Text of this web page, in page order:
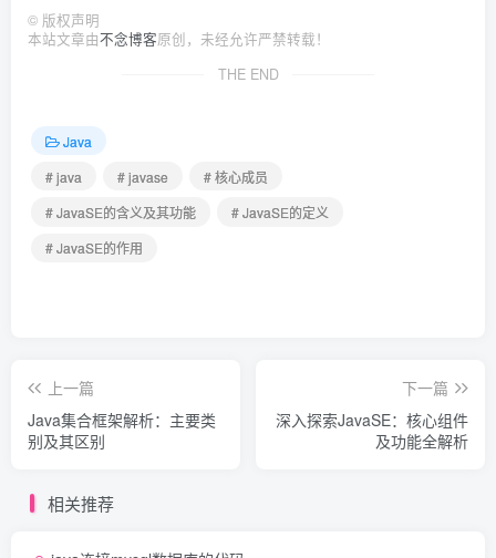
© 版权声明
本站文章由不念博客原创，未经允许严禁转载！
THE END
Java
# java
# javase
# 核心成员
# JavaSE的含义及其功能
# JavaSE的定义
# JavaSE的作用
上一篇
Java集合框架解析：主要类
别及其区别
下一篇
深入探索JavaSE：核心组件
及功能全解析
相关推荐